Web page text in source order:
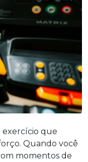
exercício que
Quando você
momentos de